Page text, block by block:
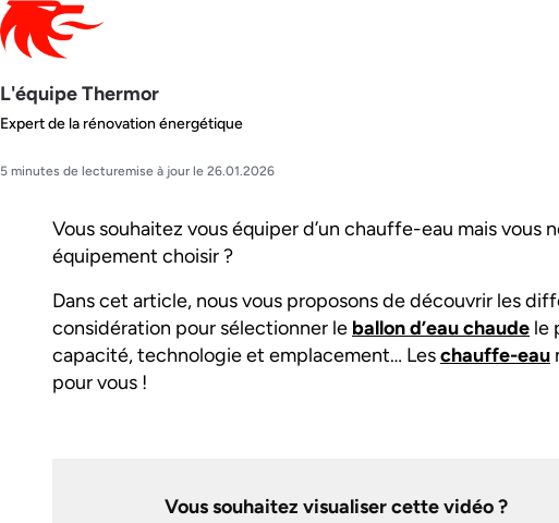
L'équipe Thermor
Expert de la rénovation énergétique
5 minutes de lecturemise à jour le 26.01.2026
Vous souhaitez vous équiper d’un chauffe-eau mais vous
équipement choisir ?
Dans cet article, nous vous proposons de découvrir les
considération pour sélectionner le ballon d’eau chaude le
capacité, technologie et emplacement… Leschauffe-eau
pour vous !
Vous souhaitez visualiser cette vidéo ?